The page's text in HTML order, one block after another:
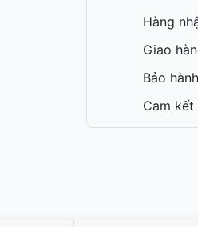
Hàng
Giao
Bảo
Cam